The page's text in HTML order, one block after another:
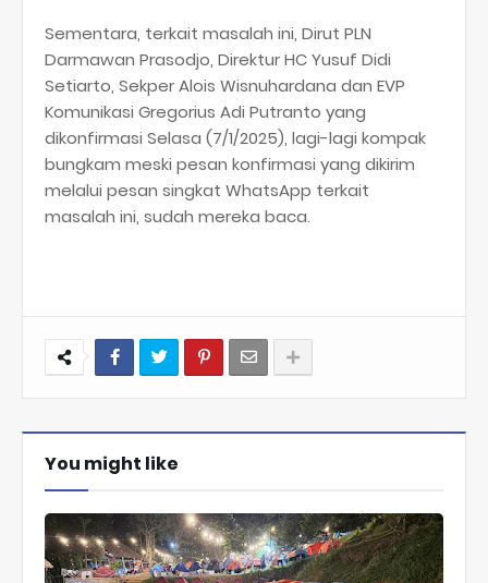
Sementara, terkait masalah ini, Dirut PLN
Darmawan Prasodjo, Direktur HC Yusuf Didi
Setiarto, Sekper Alois Wisnuhardana dan EVP
Komunikasi Gregorius Adi Putranto yang
dikonfirmasi Selasa (7/1/2025), lagi-lagi kompak
bungkam meski pesan konfirmasi yang dikirim
melalui pesan singkat WhatsApp terkait
masalah ini, sudah mereka baca.
You might like